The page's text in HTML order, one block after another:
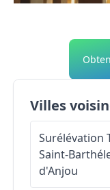
Villes
Surélévation
Saint-
d'Anjou